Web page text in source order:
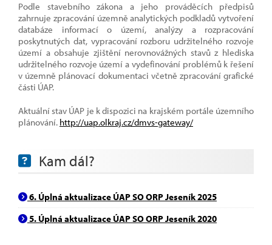
Podle stavebního zákona a jeho prováděcích předpisů
zahrnuje zpracování územně analytických podkladů vytvoření
databáze informací o území, analýzy a rozpracování
poskytnutých dat, vypracování rozboru udržitelného rozvoje
území a obsahuje zjištění nerovnovážných stavů z hlediska
udržitelného rozvoje území a vydefinování problémů k řešení
v územně plánovací dokumentaci včetně zpracování grafické
části ÚAP.
Aktuální stav ÚAP je k dispozici na krajském portále územního
plánování. http://uap.olkraj.cz/dmvs-gateway/
Kam dál?
6. Úplná aktualizace ÚAP SO ORP Jeseník 2025
5. Úplná aktualizace ÚAP SO ORP Jeseník 2020